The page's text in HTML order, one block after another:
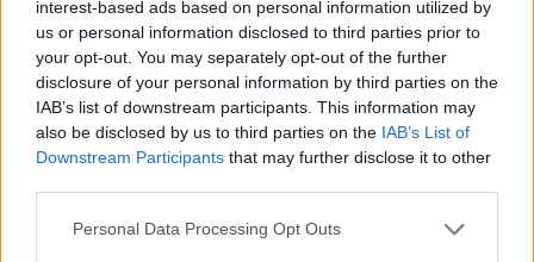
interest-based ads based on personal information utilized by
us or personal information disclosed to third parties prior to
your opt-out. You may separately opt-out of the further
disclosure of your personal information by third parties on the
IAB’s list of downstream participants. This information may
also be disclosed by us to third parties on the IAB’s List of
Downstream Participants that may further disclose it to other
Please note that this website/app uses one or more Google
Personal Data Processing Opt Outs
legyen a Google-találatokban!